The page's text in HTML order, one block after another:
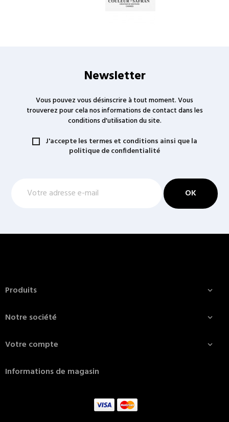
Newsletter
Vous pouvez vous désinscrire à tout moment. Vous
trouverez pour cela nos informations de contact dans les
conditions d'utilisation du site.
J'accepte les termes et conditions ainsi que la
politique de confidentialité
Produits 
Notre société 
Votre compte 
Informations de magasin